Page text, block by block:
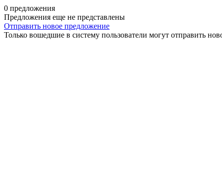
0 предложения
Предложения еще не представлены
Отправить новое предложение
Только вошедшие в систему пользователи могут отправить